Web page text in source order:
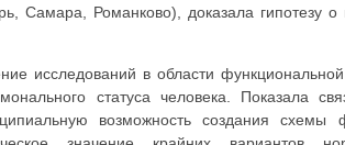
Самара, Романково), доказала гипотезу о
исследований в области
статуса человека. Показала
возможность создания схемы